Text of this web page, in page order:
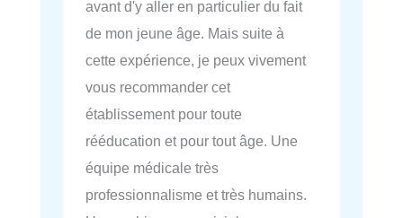
avant d'y aller en particulier du fait
de mon jeune âge. Mais suite à
cette expérience, je peux vivement
vous recommander cet
établissement pour toute
rééducation et pour tout âge. Une
équipe médicale très
professionnalisme et très humains.